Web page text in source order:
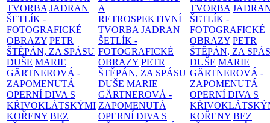
TVORBA JADRAN
ŠETLÍK -
FOTOGRAFICKÉ
OBRAZY PETR
ŠTĚPÁN, ZA SPÁSU
DUŠE MARIE
GÄRTNEROVÁ -
ZAPOMENUTÁ
OPERNÍ DIVA S
KŘIVOKLÁTSKÝMI
KOŘENY BEZ
A
RETROSPEKTIVNÍ
TVORBA JADRAN
ŠETLÍK -
FOTOGRAFICKÉ
OBRAZY PETR
ŠTĚPÁN, ZA SPÁSU
DUŠE MARIE
GÄRTNEROVÁ -
ZAPOMENUTÁ
OPERNÍ DIVA S
TVORBA
ŠETLÍK -
FOTOGRAFICKÉ
OBRAZY PETR
ŠTĚPÁN, ZA
DUŠE MARIE
GÄRTNEROVÁ -
ZAPOMENUTÁ
OPERNÍ DIVA S
KOŘENY BEZ